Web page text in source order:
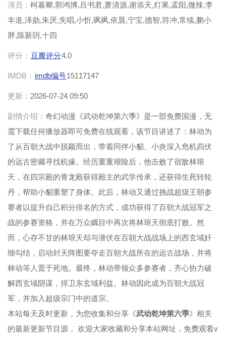
演员： 柯暮卿,郭鸿博,吕书君,萧清源,谢添天,灯果,孟阳,微辣,李
丰道,泽勋,朱厌,失唱,小忻,飒飒,依晨,宁宝,德智,符冲,常续,鹏小
胖,陈新玥,十四
评分： 豆瓣评分4.0
IMDB： imdb编号15117147
更新： 2026-07-24 09:50
剧情介绍： 奇幻动漫《武动乾坤第六季》是一部免费国漫，无
需下载任何播放器即可免费在线观看，该节目讲述了：林动为
了从百朝大战中脱颖而出，带着同伴小貂、小炎深入危机四伏
的远古密藏寻找机缘。经历重重艰险后，他击败了宿敌林琅
天，在四宗殿的青龙殿获得殿主的武学传承，还获得生死转轮
丹，帮助小貂重塑了身体。此后，林动又通过挑战超级王朝参
赛者以提升自己积分排名的方式，成功获得了百朝大战冠军之
战的参赛资格，并在万众瞩目中再次将林琅天彻底打败。然
而，心存不甘的林琅天却与潜伏在百朝大战战场上的西玄域奸
细勾结，启动封天阵图要夺走百朝大战所在的远古战场，并将
林动等人置于死地。最终，林动带领众多参赛者，齐心协力破
解西玄域阴谋，捍卫东玄域利益。林动因此成为百朝大战冠
军，并加入超级宗门中的道宗。
本站每天及时更新，为您收集和分享《武动乾坤第六季》相关
的最新更新节目源， 欢迎大家收藏和分享本站网址，免费观看v